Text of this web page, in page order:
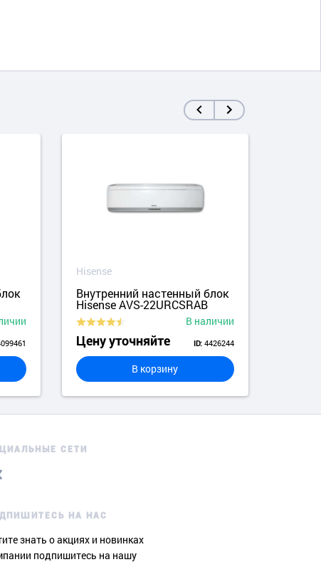
Hisense
Внутренний настенный блок
Hisense AVS-22URCSRAB
В наличии
Цену уточняйте ID: 4426244
В корзину
СЕТИ
НА НАС
знать о акциях и новинках
подпишитесь на нашу